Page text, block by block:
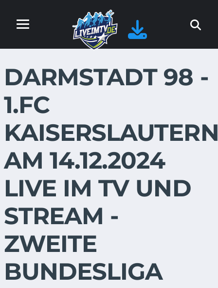
DARMSTADT 98 -
1.FC
AM 14.12.2024
LIVE IM TV UND
STREAM -
ZWEITE
BUNDESLIGA